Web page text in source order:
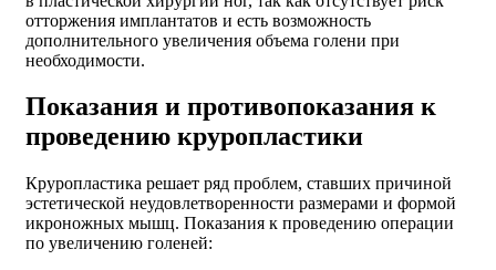
отторжения имплантатов и есть возможность
дополнительного увеличения объема голени при
необходимости.
Показания и противопоказания к
проведению круропластики
Круропластика решает ряд проблем, ставших причиной
эстетической неудовлетворенности размерами и формой
икроножных мышц. Показания к проведению операции
по увеличению голеней: